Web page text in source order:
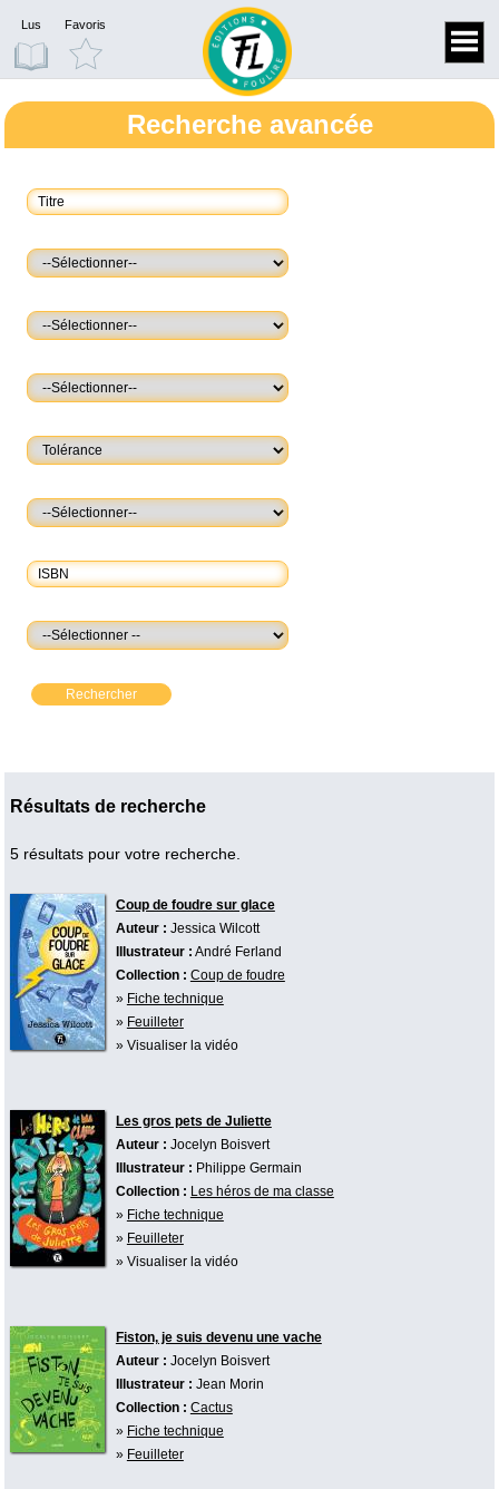
Lus Favoris
Recherche avancée
Rechercher
Résultats de recherche
5 résultats pour votre recherche.
Coup de foudre sur glace
Auteur : Jessica Wilcott
Illustrateur : André Ferland
Collection : Coup de foudre
» Fiche technique
» Feuilleter
» Visualiser la vidéo
Les gros pets de Juliette
Auteur : Jocelyn Boisvert
Illustrateur : Philippe Germain
Collection : Les héros de ma classe
» Fiche technique
» Feuilleter
» Visualiser la vidéo
Fiston, je suis devenu une vache
Auteur : Jocelyn Boisvert
Illustrateur : Jean Morin
Collection : Cactus
» Fiche technique
» Feuilleter